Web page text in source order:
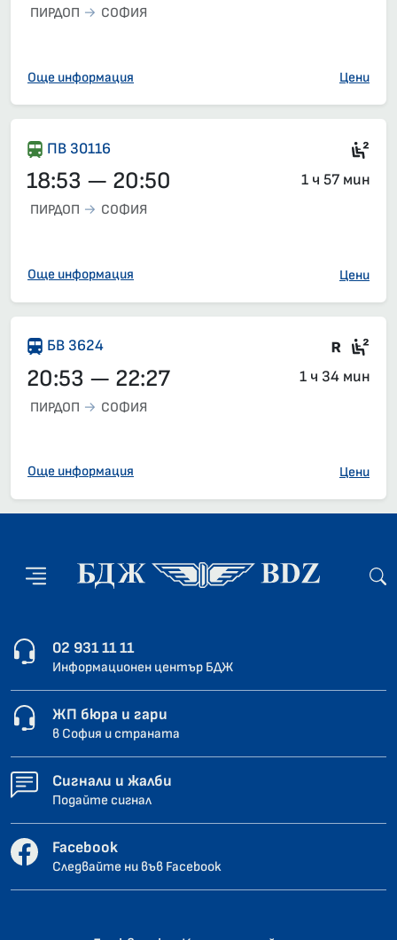
ПИРДОП СОФИЯ
Още информация Цени
ПВ 30116
18:53 — 20:50 1 ч 57 мин
ПИРДОП СОФИЯ
Още информация Цени
БВ 3624 Влак
20:53 — 22:27 1 ч 34 мин
ПИРДОП СОФИЯ
Още информация Цени
02 931 11 11
Информационен център БДЖ
ЖП бюра и гари
в София и страната
Сигнали и жалби
Подайте сигнал
Facebook
Следвайте ни във Facebook